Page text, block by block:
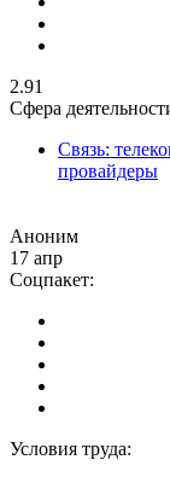
2.91
Сфера
Связь:
провайдеры
Аноним
17 апр
Соцпакет:
Условия труда: